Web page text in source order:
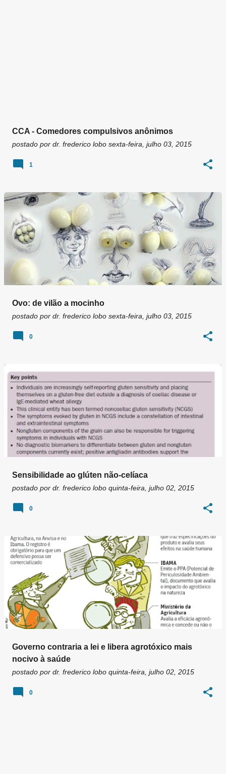
CCA - Comedores compulsivos anônimos
postado por dr. frederico lobo sexta-feira, julho 03, 2015
1
Ovo: de vilão a mocinho
postado por dr. frederico lobo sexta-feira, julho 03, 2015
0
Sensibilidade ao glúten não-celíaca
postado por dr. frederico lobo quinta-feira, julho 02, 2015
0
Governo contraria a lei e libera agrotóxico mais
nocivo à saúde
postado por dr. frederico lobo quinta-feira, julho 02, 2015
0